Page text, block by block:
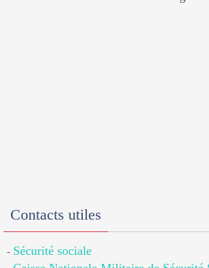
Contacts utiles
- Sécurité sociale